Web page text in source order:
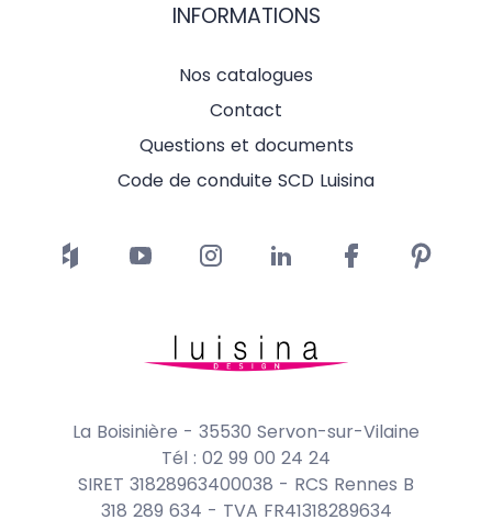
INFORMATIONS
Nos catalogues
Contact
Questions et documents
Code de conduite SCD Luisina
La Boisinière - 35530 Servon-sur-Vilaine
Tél : 02 99 00 24 24
SIRET 31828963400038 - RCS Rennes B
318 289 634 - TVA FR41318289634